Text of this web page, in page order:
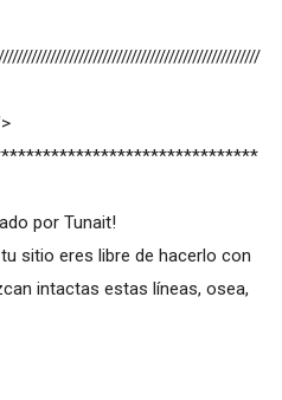
por Tunait!
sitio eres libre de hacerlo con
intactas estas líneas, osea,